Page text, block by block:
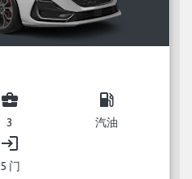
business_center
3
local_gas_station
汽油
login
5 门